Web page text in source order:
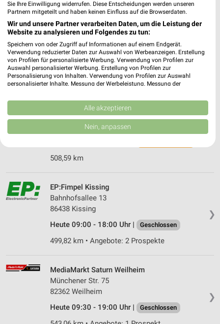
EURONICS Meichelböck Peiting
Ludwigstr. 5
86971 Peiting
Heute 09:00 - 12:00 14:00 - 18:00 Uhr |
Geschlossen
554,30 km
❯
expert TechnoMarkt Fürstenfeldbruck
Kurt-Huber-Ring 1-3
82256 Fürstenfeldbruck
508,59 km
❯
EP:Fimpel Kissing
Bahnhofsallee 13
86438 Kissing
Heute 09:00 - 18:00 Uhr |
Geschlossen
499,82 km • Angebote: 2 Prospekte
❯
MediaMarkt Saturn Weilheim
Münchener Str. 75
82362 Weilheim
Heute 09:30 - 19:00 Uhr |
Geschlossen
Sie Ihre Einwilligung widerrufen. Diese Entscheidungen werden unseren
Partnern mitgeteilt und haben keinen Einfluss auf die Browserdaten.
Wir und unsere Partner verarbeiten Daten, um die Leistung der
Website zu analysieren und Folgendes zu tun:
Speichern von oder Zugriff auf Informationen auf einem Endgerät.
Verwendung reduzierter Daten zur Auswahl von Werbeanzeigen. Erstellung
von Profilen für personalisierte Werbung. Verwendung von Profilen zur
Auswahl personalisierter Werbung. Erstellung von Profilen zur
Personalisierung von Inhalten. Verwendung von Profilen zur Auswahl
personalisierter Inhalte. Messung der Werbeleistung. Messung der
Kombinationen von Daten aus verschiedenen Quellen. Entwicklung und
Verbesserung der Angebote. Verwendung reduzierter Daten zur Auswahl
von Inhalten.
Daten können außerhalb der Europäischen Union weitergegeben und in die
USA gesendet werden.
Website/App.
Partnerliste anzeigen (1 IAB-Anbieter)
IAB-Verarbeitungszwecke:
Speichern von oder Zugriff auf Informationen
auf einem Endgerät
Verwendung reduzierter Daten zur Auswahl von
Werbeanzeigen
Werbung
Verwendung von Profilen zur Auswahl
personalisierter Werbung
Alle akzeptieren
Nein, anpassen